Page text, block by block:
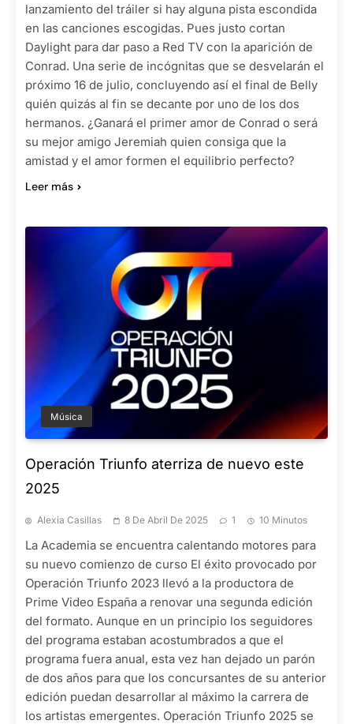
lanzamiento del tráiler si hay alguna pista escondida
en las canciones escogidas. Pues justo cortan
Daylight para dar paso a Red TV con la aparición de
Conrad. Una serie de incógnitas que se desvelarán el
próximo 16 de julio, concluyendo así el final de Belly
quién quizás al fin se decante por uno de los dos
hermanos. ¿Ganará el primer amor de Conrad o será
su mejor amigo Jeremiah quien consiga que la
amistad y el amor formen el equilibrio perfecto?
Leer más
Música
Operación Triunfo aterriza de nuevo este
2025
Alexia Casillas 8 De Abril De 2025 1 10 Minutos
La Academia se encuentra calentando motores para
su nuevo comienzo de curso El éxito provocado por
Operación Triunfo 2023 llevó a la productora de
Prime Video España a renovar una segunda edición
del formato. Aunque en un principio los seguidores
del programa estaban acostumbrados a que el
programa fuera anual, esta vez han dejado un parón
de dos años para que los concursantes de su anterior
edición puedan desarrollar al máximo la carrera de
los artistas emergentes. Operación Triunfo 2025 se